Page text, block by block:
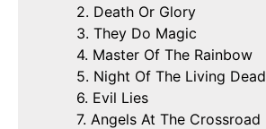
2. Death Or Glory
3. They Do Magic
4. Master Of The Rainbow
5. Night Of The Living Dead
6. Evil Lies
7. Angels At The Crossroad